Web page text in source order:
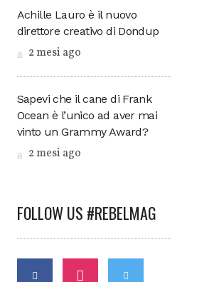
Achille Lauro è il nuovo
direttore creativo di Dondup
2 mesi ago
Sapevi che il cane di Frank
Ocean è l’unico ad aver mai
vinto un Grammy Award?
2 mesi ago
FOLLOW US #REBELMAG